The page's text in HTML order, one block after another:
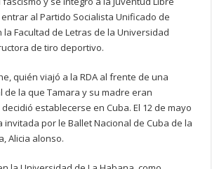
al Partido Socialista Unificado de
la Facultad de Letras de la Universidad
de tiro deportivo.
quién viajó a la RDA al frente de una
de la que Tamara y su madre eran
establecerse en Cuba. El 12 de mayo
invitada por le Ballet Nacional de Cuba de la
Alicia alonso.